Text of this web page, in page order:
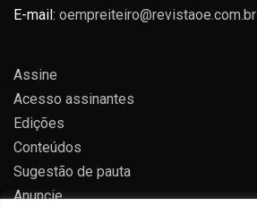
E-mail: oempreiteiro@revistaoe.com.br
Assine
Acesso assinantes
Edições
Conteúdos
Sugestão de pauta
Anuncie